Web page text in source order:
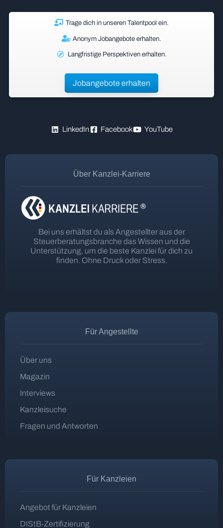
Trage dich in unseren Talentpool ein.
Anonym Jobangebote erhalten.
Langfristige Perspektiven erhalten.
Jobangebote erhalten
LinkedIn Facebook YouTube
Über Kanzlei-Karriere
Bei uns erhältst du als Angestellter aus der
Steuerberatungsbranche das Wissen und die
Unterstützung, um die beste Kanzlei für dich zu
finden. Ohne Druck oder Stress.
Für Angestellte
Über uns
Magazin
Interviews
Kanzleisuche
Fragen und Antworten
Für Kanzleien
Angebot für Kanzleien
DIStB-Zertifizierung